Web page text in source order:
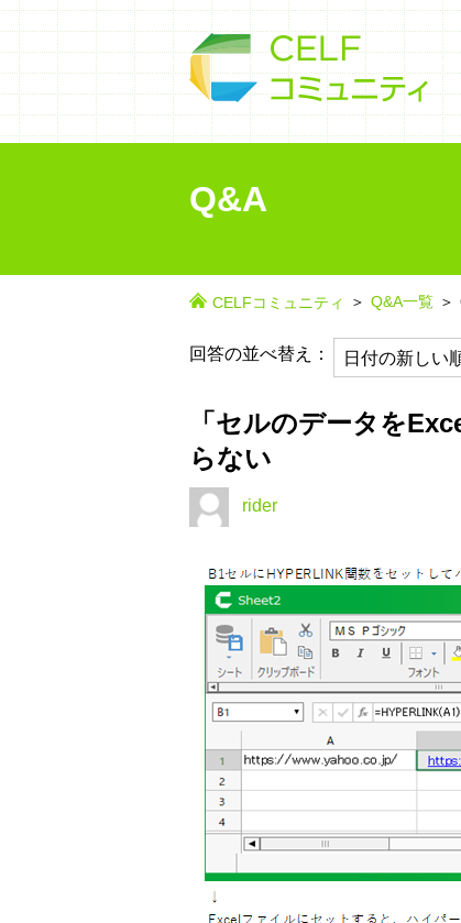
Q&A
CELFコミュニティ Q&A一覧
回答の並べ替え：
「セルのデータを
らない
rider